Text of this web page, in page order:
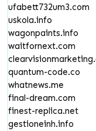
ufabett732um3.com
uskola.info
wagonpaints.info
waitfornext.com
quantum-code.co
whatnews.me
final-dream.com
finest-replica.net
gestioneinh.info